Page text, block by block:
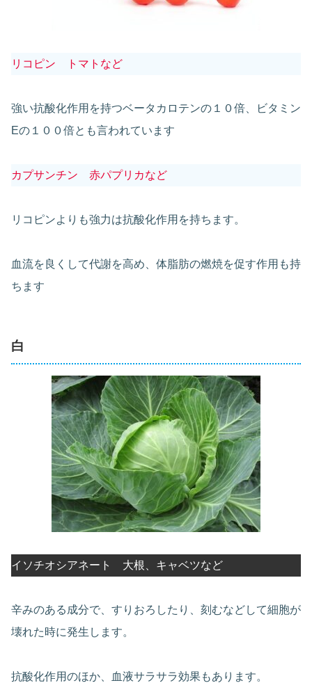
リコピン トマトなど
強い抗酸化作用を持つベータカロテンの１０倍、ビタミン
Eの１００倍とも言われています
カプサンチン 赤パプリカなど
リコピンよりも強力は抗酸化作用を持ちます。
血流を良くして代謝を高め、体脂肪の燃焼を促す作用も持
ちます
白
イソチオシアネート 大根、キャベツなど
辛みのある成分で、すりおろしたり、刻むなどして細胞が
壊れた時に発生します。
抗酸化作用のほか、血液サラサラ効果もあります。